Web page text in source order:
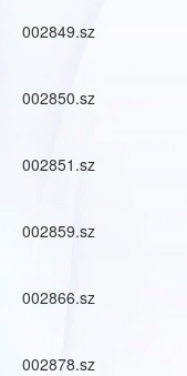
002849.sz
002850.sz
002851.sz
002859.sz
002866.sz
002878.sz